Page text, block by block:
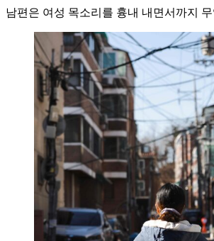
남편은 여성 목소리를 흉내 내면서까지